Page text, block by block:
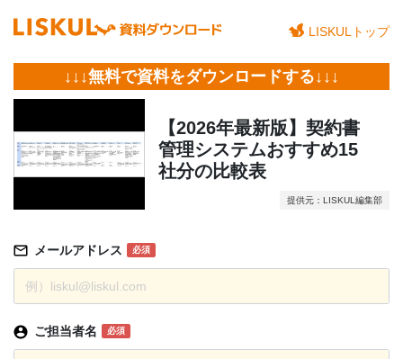
LISKULトップ
↓↓↓無料で資料をダウンロードする↓↓↓
【2026年最新版】契約書
管理システムおすすめ15
社分の比較表
提供元：LISKUL編集部
メールアドレス 必須
ご担当者名 必須